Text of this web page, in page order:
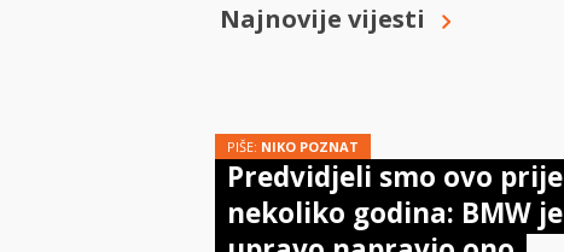
Najnovije vijesti
PIŠE: NIKO POZNAT
Predvidjeli smo ovo prije
nekoliko godina: BMW je